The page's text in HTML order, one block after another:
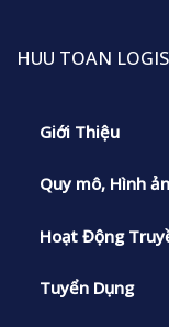
HUU TOAN
Giới Thiệu
Quy mô, Hình
Hoạt Động
Tuyển Dụng